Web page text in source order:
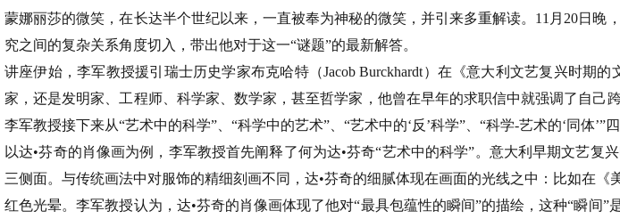
蒙娜丽莎的微笑，在长达半个世纪以来，一直被奉为神秘的微笑，并引来多重解读。11月20日
究之间的复杂关系角度切入，带出他对于这一“谜题”的最新解答。
讲座伊始，李军教授援引瑞士历史学家布克哈特（Jacob Burckhardt）在《意大利文艺复兴时期
家，还是发明家、工程师、科学家、数学家，甚至哲学家，他曾在早年的求职信中就强调了自己
李军教授接下来从“艺术中的科学”、“科学中的艺术”、“艺术中的‘反’科学”、“科学-艺术的‘同体’”
以达•芬奇的肖像画为例，李军教授首先阐释了何为达•芬奇“艺术中的科学”。意大利早期文艺
三侧面。与传统画法中对服饰的精细刻画不同，达•芬奇的细腻体现在画面的光线之中：比如在
红色光晕。李军教授认为，达•芬奇的肖像画体现了他对“最具包蕴性的瞬间”的描绘，这种“瞬